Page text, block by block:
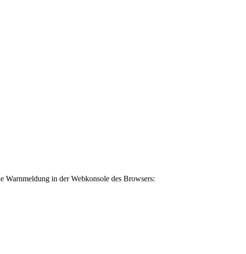
Warnmeldung in der Webkonsole des Browsers: